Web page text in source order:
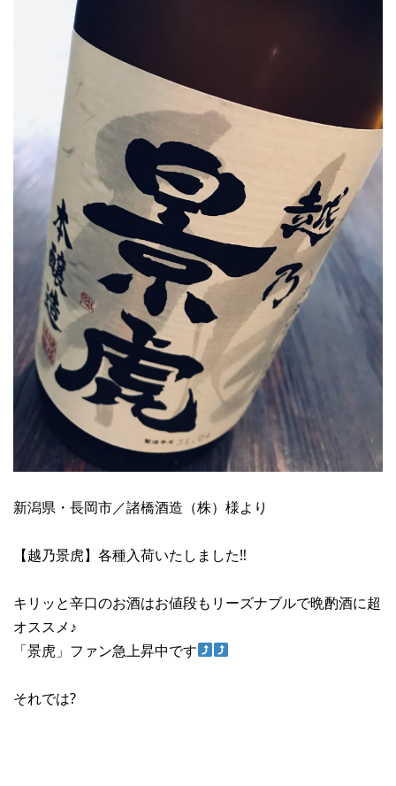
新潟県・長岡市／諸橋酒造（株）様より
【越乃景虎】各種入荷いたしました‼︎
キリッと辛口のお酒はお値段もリーズナブルで晩酌酒に超
オススメ♪
「景虎」ファン急上昇中です
それでは?